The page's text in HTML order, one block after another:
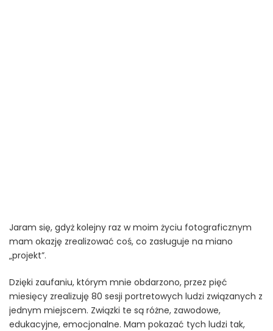
Jaram się, gdyż kolejny raz w moim życiu fotograficznym
mam okazję zrealizować coś, co zasługuje na miano
„projekt”.
Dzięki zaufaniu, którym mnie obdarzono, przez pięć
miesięcy zrealizuję 80 sesji portretowych ludzi związanych z
jednym miejscem. Związki te są różne, zawodowe,
edukacyjne, emocjonalne. Mam pokazać tych ludzi tak,